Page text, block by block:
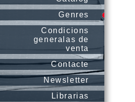
Genres
Condicions
generalas de
venta
Contacte
Newsletter
Librarias